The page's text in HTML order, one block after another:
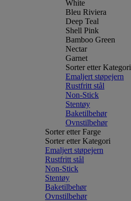
White
Bleu Riviera
Deep Teal
Shell Pink
Bamboo Green
Nectar
Garnet
Sorter etter Kategori
Emaljert støpejern
Rustfritt stål
Non-Stick
Stentøy
Baketilbehør
Ovnstilbehør
Sorter etter Farge
Sorter etter Kategori
Emaljert støpejern
Rustfritt stål
Non-Stick
Stentøy
Baketilbehør
Ovnstilbehør